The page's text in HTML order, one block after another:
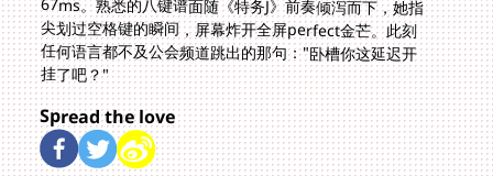
挂了吧？"
Spread the love